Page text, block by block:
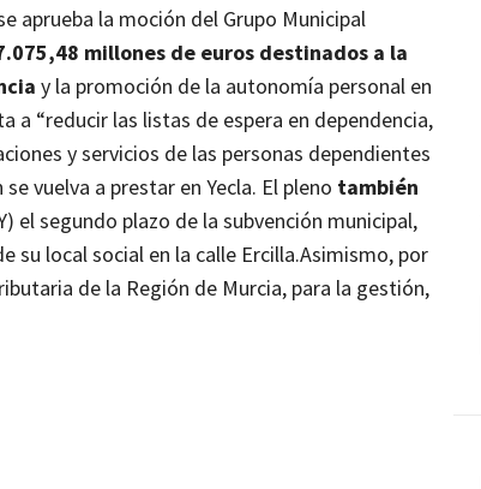
aprueba la moción del Grupo Municipal
millones de euros destinados a la
y la promoción de la autonomía personal en
a “reducir las listas de espera en dependencia,
y servicios de las personas dependientes
vuelva a prestar en Yecla. El pleno también
el segundo plazo de la subvención municipal,
local social en la calle Ercilla.Asimismo, por
de la Región de Murcia, para la gestión,